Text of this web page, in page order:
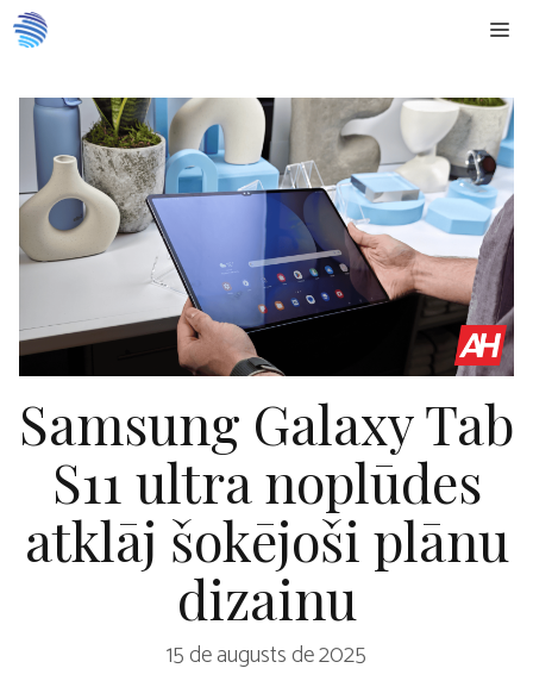
Doties
uz
Samsung Galaxy Tab
S11 ultra noplūdes
atklāj šokējoši plānu
dizainu
15 de augusts de 2025